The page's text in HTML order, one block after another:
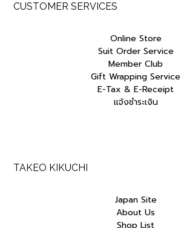
CUSTOMER SERVICES
Online Store
Suit Order Service
Member Club
Gift Wrapping Service
E-Tax & E-Receipt
แจ้งชำระเงิน
TAKEO KIKUCHI
Japan Site
About Us
Shop List